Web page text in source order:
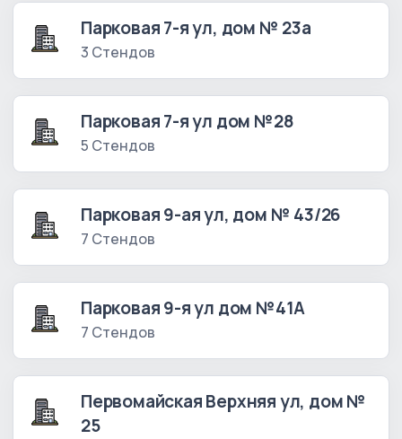
Парковая 7-я ул, дом № 23а
3 Стендов
Парковая 7-я ул дом №28
5 Стендов
Парковая 9-ая ул, дом № 43/26
7 Стендов
Парковая 9-я ул дом №41А
7 Стендов
Первомайская Верхняя ул, дом №
25